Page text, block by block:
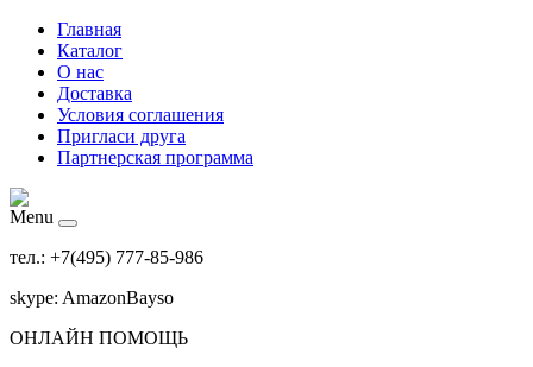
Главная
Каталог
О нас
Доставка
Условия соглашения
Пригласи друга
Партнерская программа
Menu
тел.: +7(495) 777-85-986
skype: AmazonBayso
ОНЛАЙН ПОМОЩЬ